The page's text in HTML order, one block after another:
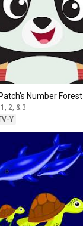
Number Forest
2, & 3
Y